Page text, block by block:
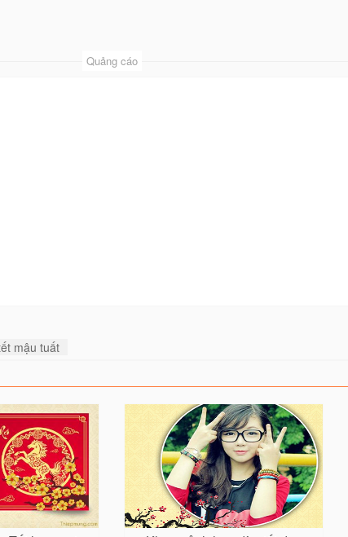
Quảng cáo
mậu tuất